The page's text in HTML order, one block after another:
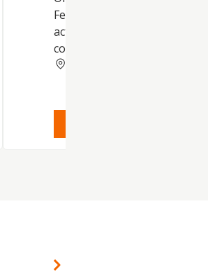
Ferias de muestras . Así
actividad de intermediarios
comercio de productos